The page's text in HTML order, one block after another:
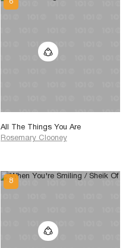
All The Things You Are
Rosemary Clooney